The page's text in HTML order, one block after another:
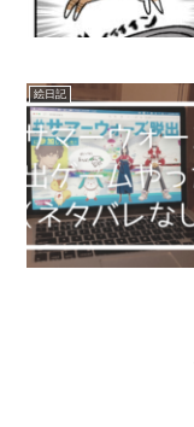
絵日記